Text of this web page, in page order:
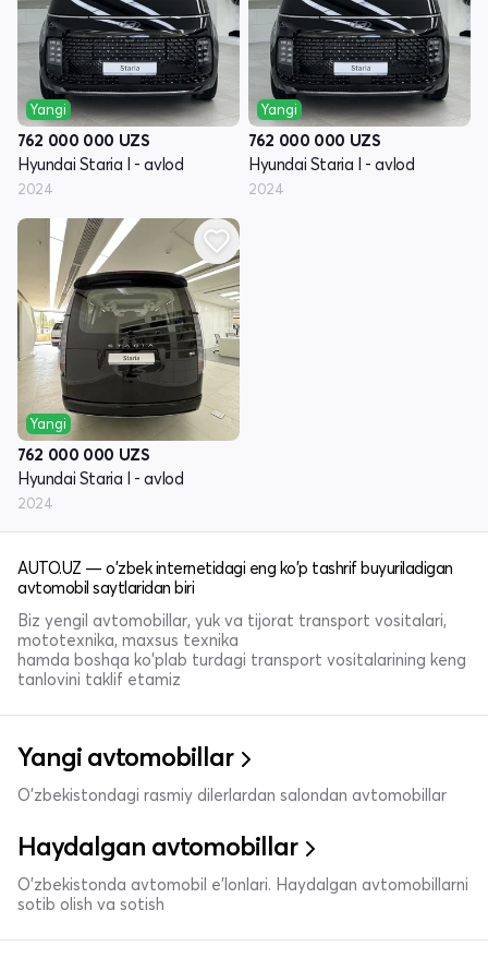
Yangi
762 000 000 UZS
Hyundai Staria I - avlod
2024
Yangi
762 000 000 UZS
Hyundai Staria I - avlod
2024
Yangi
762 000 000 UZS
Hyundai Staria I - avlod
2024
AUTO.UZ — o'zbek internetidagi eng ko'p tashrif buyuriladigan
avtomobil saytlaridan biri
Biz yengil avtomobillar, yuk va tijorat transport vositalari,
mototexnika, maxsus texnika
hamda boshqa ko'plab turdagi transport vositalarining keng
tanlovini taklif etamiz
Yangi avtomobillar
O'zbekistondagi rasmiy dilerlardan salondan avtomobillar
Haydalgan avtomobillar
O'zbekistonda avtomobil e’lonlari. Haydalgan avtomobillarni
sotib olish va sotish